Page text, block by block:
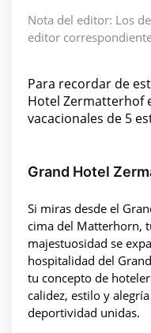
Nota del editor: Los
editor
Para recordar de
Hotel Zermatterhof
vacacionales de 5
Grand Hotel
Si miras desde el
cima del Matterhorn,
majestuosidad se
hospitalidad del
tu concepto de
calidez, estilo y
deportividad unidas.